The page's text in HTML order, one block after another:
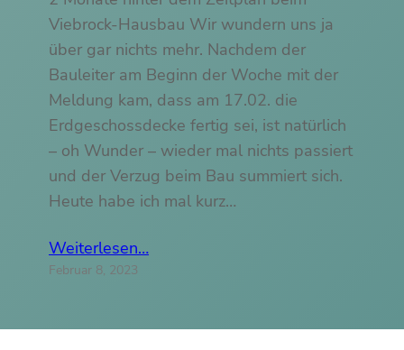
Viebrock-Hausbau Wir wundern uns ja
über gar nichts mehr. Nachdem der
Bauleiter am Beginn der Woche mit der
Meldung kam, dass am 17.02. die
Erdgeschossdecke fertig sei, ist natürlich
– oh Wunder – wieder mal nichts passiert
und der Verzug beim Bau summiert sich.
Heute habe ich mal kurz…
Weiterlesen…
Februar 8, 2023